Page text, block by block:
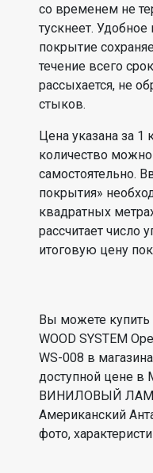
со временем не
тускнеет.
покрытие
течение всего
рассыхается, не
стыков.
Цена указана за 1
количество можно
самостоятельно.
покрытия»
квадратных
рассчитает число
итоговую цену
Вы можете
WOOD SYSTEM
WS-008 в
доступной цене в
ВИНИЛОВЫЙ
Американский
фото,